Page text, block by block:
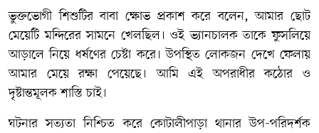
ভুক্তভোগী শিশুটির বাবা ক্ষোভ প্রকাশ করে বলেন, আমার ছোট
মেয়েটি মন্দিরের সামনে খেলছিল। ওই ভ্যানচালক তাকে ফুসলিয়ে
আড়ালে নিয়ে ধর্ষণের চেষ্টা করে। উপস্থিত লোকজন দেখে ফেলায়
আমার মেয়ে রক্ষা পেয়েছে। আমি এই অপরাধীর কঠোর ও
দৃষ্টান্তমূলক শাস্তি চাই।
ঘটনার সত্যতা নিশ্চিত করে কোটালীপাড়া থানার উপ-পরিদর্শক